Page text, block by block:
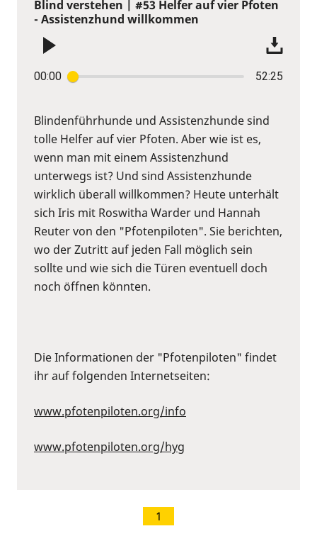
Blind verstehen | #53 Helfer auf vier Pfoten
- Assistenzhund willkommen
00:00 52:25
Blindenführhunde und Assistenzhunde sind
tolle Helfer auf vier Pfoten. Aber wie ist es,
wenn man mit einem Assistenzhund
unterwegs ist? Und sind Assistenzhunde
wirklich überall willkommen? Heute unterhält
sich Iris mit Roswitha Warder und Hannah
Reuter von den "Pfotenpiloten". Sie berichten,
wo der Zutritt auf jeden Fall möglich sein
sollte und wie sich die Türen eventuell doch
noch öffnen könnten.
Die Informationen der "Pfotenpiloten" findet
ihr auf folgenden Internetseiten:
www.pfotenpiloten.org/info
www.pfotenpiloten.org/hyg
1